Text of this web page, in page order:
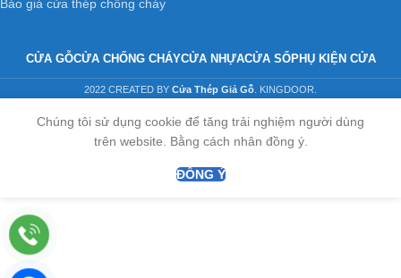
Báo giá cửa thép chống cháy
CỬA GỖCỬA CHỐNG CHÁYCỬA NHỰACỬA SỔPHỤ KIỆN CỬA
2022 CREATED BY Cửa Thép Giả Gỗ . KINGDOOR.
Chúng tôi sử dụng cookie để tăng trải nghiệm người dùng
trên website. Bằng cách nhân đồng ý.
ĐỒNG Ý